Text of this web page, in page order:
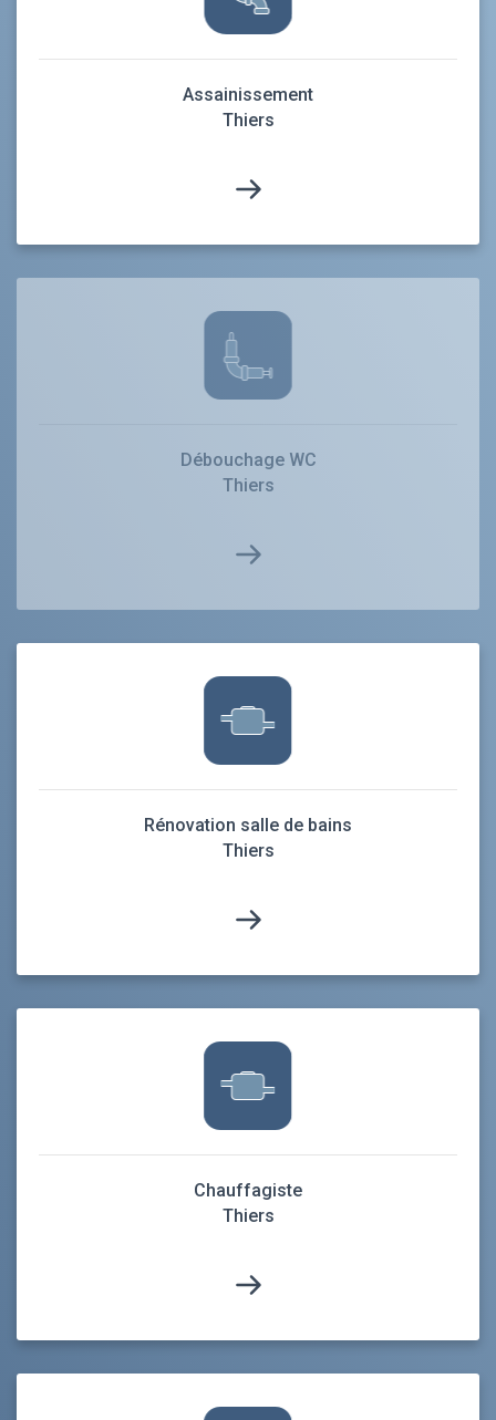
Assainissement
Thiers
Débouchage WC
Thiers
Rénovation salle de bains
Thiers
Chauffagiste
Thiers